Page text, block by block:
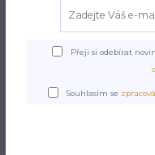
Úvod Vaky na
Vak na
Přeji si odebírat
Souhlasím se